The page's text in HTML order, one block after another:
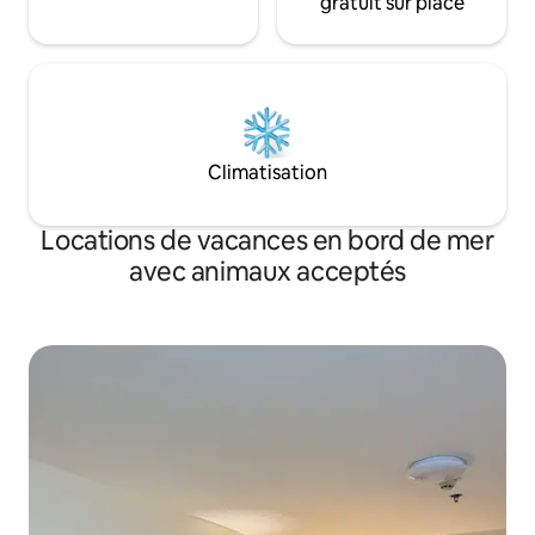
Climatisation
Locations de vacances en bord de mer
avec animaux acceptés